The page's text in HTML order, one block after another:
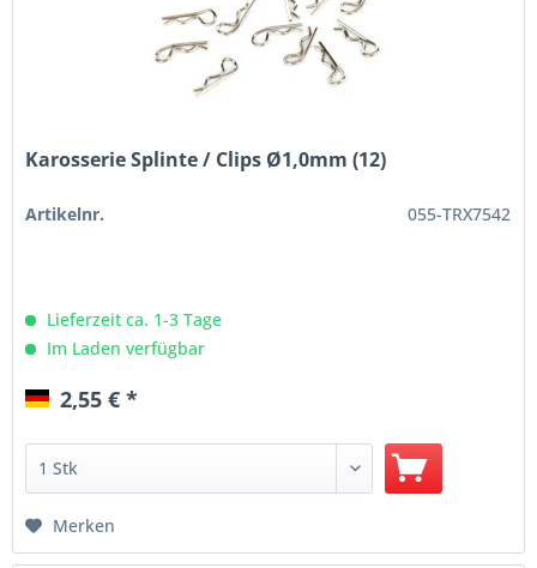
Karosserie Splinte / Clips Ø1,0mm (12)
Artikelnr. 055-TRX7542
Lieferzeit ca. 1-3 Tage
Im Laden verfügbar
2,55 € *
Merken